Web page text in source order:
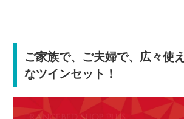
ご家族で、ご夫婦で、広々使
なツインセット！